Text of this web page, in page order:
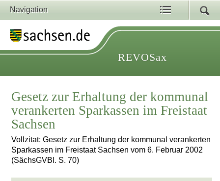
Navigation
REVOSax
Gesetz zur Erhaltung der kommunal
verankerten Sparkassen im Freistaat
Sachsen
Vollzitat: Gesetz zur Erhaltung der kommunal verankerten
Sparkassen im Freistaat Sachsen vom 6. Februar 2002
(SächsGVBl. S. 70)